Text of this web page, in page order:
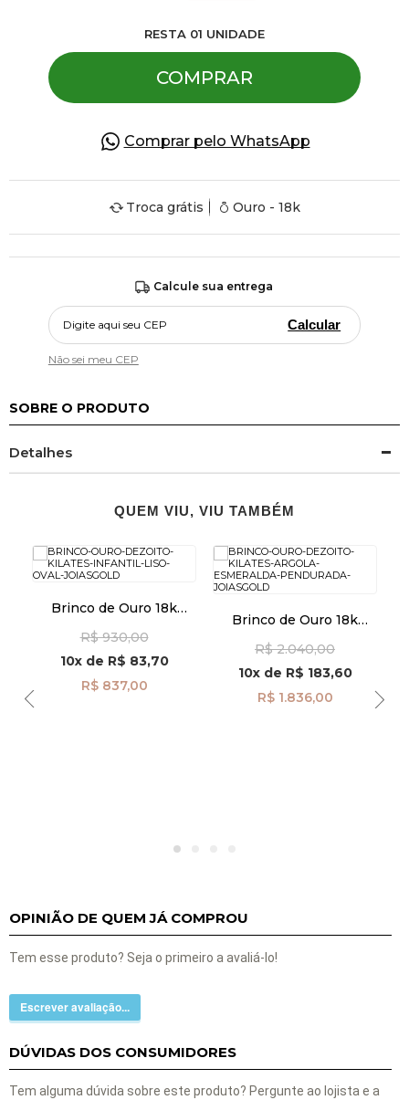
RESTA 01 UNIDADE
COMPRAR
Comprar pelo WhatsApp
Troca grátis Ouro - 18k
Calcule sua entrega
Calcular
Não sei meu CEP
SOBRE O PRODUTO
Detalhes
QUEM VIU, VIU TAMBÉM
Brinco de Ouro 18k
br29500
R$ 930,00
10xde R$ 83,70
R$ 837,00
Brinco de Ouro 18k
Pendurada br29477
R$ 2.040,00
10xde R$ 183,60
R$ 1.836,00
OPINIÃO DE QUEM JÁ COMPROU
Tem esse produto? Seja o primeiro a avaliá-lo!
Escrever avaliação...
DÚVIDAS DOS CONSUMIDORES
Tem alguma dúvida sobre este produto? Pergunte ao lojista e a
Pedras Preciosas
Presente
OFERTAS